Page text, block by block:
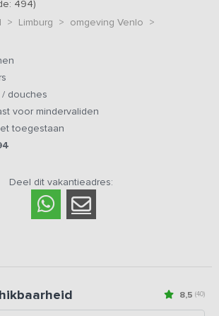
494)
> Limburg > omgeving Venlo >
/ douches
voor mindervaliden
toegestaan
Deel dit vakantieadres:
8,5 (40)